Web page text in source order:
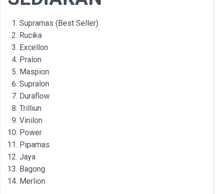
Supramas (Best Seller)
Rucika
Excellon
Pralon
Maspion
Supralon
Duraflow
Trilliun
Vinilon
Power
Pipamas
Jaya
Bagong
Merlion